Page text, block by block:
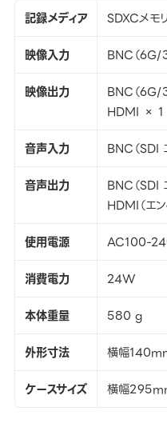
記録メディア
SDXCメ
映像入力
BNC（
映像出力
BNC（
HDMI × 1
音声入力
BNC（SDI
音声出力
BNC（SDI
HDMI（エ
使用電源
AC100-
消費電力
24W
本体重量
580 g
外形寸法
横幅
ケースサイズ
横幅